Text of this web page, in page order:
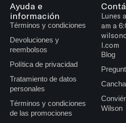
Ayuda e
información
Términos y condiciones
Devoluciones y
reembolsos
Política de privacidad
Tratamiento de datos
personales
Términos y condiciones
de las promociones
Lunes
am a
l.com
Blog
Wilson